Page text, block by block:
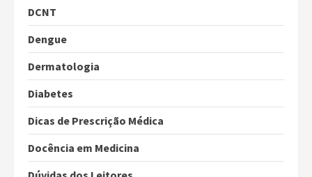
DCNT
Dengue
Dermatologia
Diabetes
Dicas de Prescrição Médica
Docência em Medicina